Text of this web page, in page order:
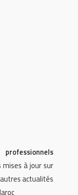
mises à jour sur
actualités